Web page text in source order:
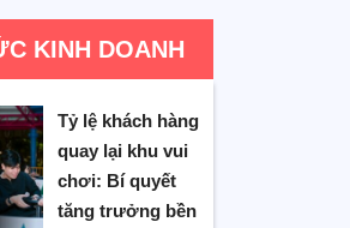
KINH DOANH
Tỷ lệ khách hàng
quay lại khu vui
chơi: Bí quyết
tăng trưởng bền